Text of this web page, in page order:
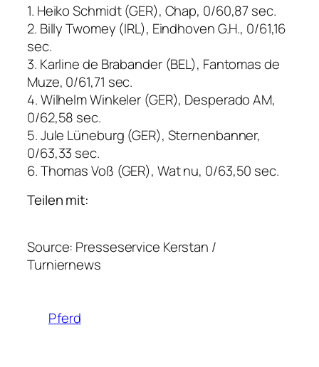
1. Heiko Schmidt (GER), Chap, 0/60,87 sec.
2. Billy Twomey (IRL), Eindhoven G.H., 0/61,16
sec.
3. Karline de Brabander (BEL), Fantomas de
Muze, 0/61,71 sec.
4. Wilhelm Winkeler (GER), Desperado AM,
0/62,58 sec.
5. Jule Lüneburg (GER), Sternenbanner,
0/63,33 sec.
6. Thomas Voß (GER), Wat nu, 0/63,50 sec.
Teilen mit:
Source: Presseservice Kerstan /
Turniernews
Pferd